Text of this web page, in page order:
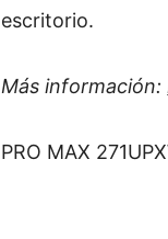
escritorio.
Más información:
PRO MAX